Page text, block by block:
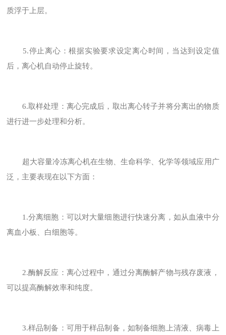
质浮于上层。
5.停止离心：根据实验要求设定离心时间，当达到设定值
后，离心机自动停止旋转。
6.取样处理：离心完成后，取出离心转子并将分离出的物质
进行进一步处理和分析。
超大容量冷冻离心机在生物、生命科学、化学等领域应用广
泛，主要表现在以下方面：
1.分离细胞：可以对大量细胞进行快速分离，如从血液中分
离血小板、白细胞等。
2.酶解反应：离心过程中，通过分离酶解产物与残存废液，
可以提高酶解效率和纯度。
3.样品制备：可用于样品制备，如制备细胞上清液、病毒上